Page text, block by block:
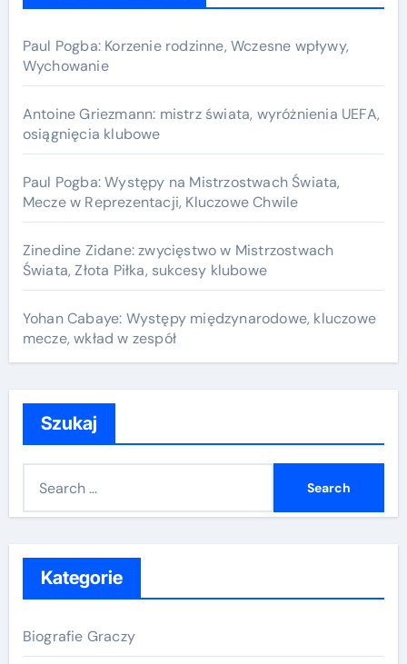
Paul Pogba: Korzenie rodzinne, Wczesne wpływy,
Wychowanie
Antoine Griezmann: mistrz świata, wyróżnienia UEFA,
osiągnięcia klubowe
Paul Pogba: Występy na Mistrzostwach Świata,
Mecze w Reprezentacji, Kluczowe Chwile
Zinedine Zidane: zwycięstwo w Mistrzostwach
Świata, Złota Piłka, sukcesy klubowe
Yohan Cabaye: Występy międzynarodowe, kluczowe
mecze, wkład w zespół
Szukaj
h
f
o
Kategorie
Biografie Graczy